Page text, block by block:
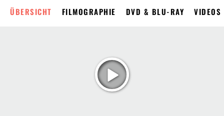
ÜBERSICHT FILMOGRAPHIE DVD & BLU-RAY VIDEOS